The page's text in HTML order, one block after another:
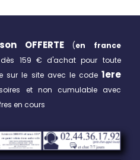
OFFERTE (en france
dès 159 € d'achat pour toute
sur le site avec le code 1ere
et non cumulable avec
en cours